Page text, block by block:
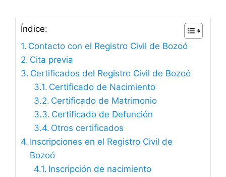
Índice:
Contacto con el Registro Civil de Bozoó
Cita previa
Certificados del Registro Civil de Bozoó
Certificado de Nacimiento
Certificado de Matrimonio
Certificado de Defunción
Otros certificados
Inscripciones en el Registro Civil de
Bozoó
Inscripción de nacimiento